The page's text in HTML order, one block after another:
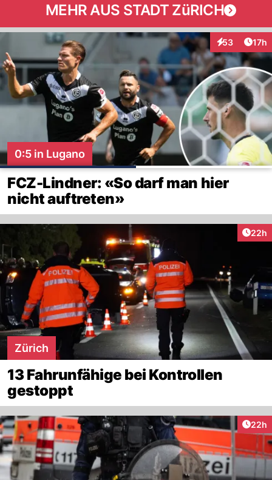
MEHR AUS STADT ZüRICH
53
Interaktionen
17h
0:5 in Lugano
FCZ-Lindner: «So darf man hier
nicht auftreten»
22h
Zürich
13 Fahrunfähige bei Kontrollen
gestoppt
22h